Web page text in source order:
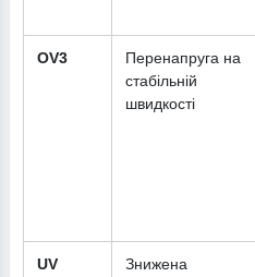
OV3
Перенапруга на
стабільній
швидкості
UV
Знижена